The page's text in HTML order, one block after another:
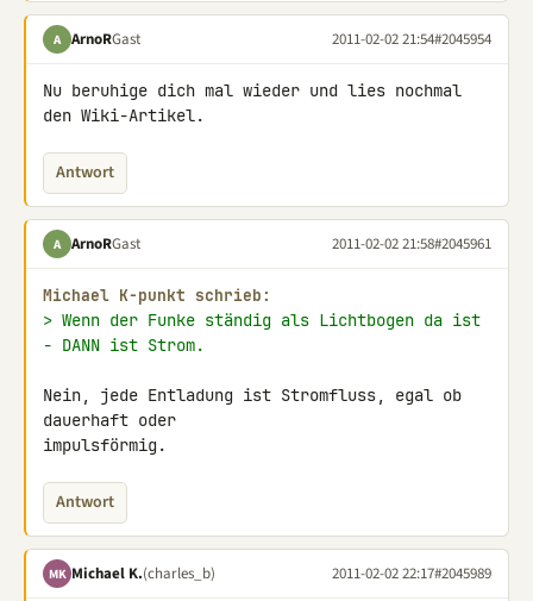
A ArnoRGast 2011-02-02 21:54#2045954
Nu beruhige dich mal wieder und lies nochmal
den Wiki-Artikel.
Antwort
A ArnoRGast 2011-02-02 21:58#2045961
Michael K-punkt schrieb:
> Wenn der Funke ständig als Lichtbogen da ist
- DANN ist Strom.
Nein, jede Entladung ist Stromfluss, egal ob
dauerhaft oder
impulsförmig.
Antwort
MK Michael K.(charles_b) 2011-02-02 22:17#2045989